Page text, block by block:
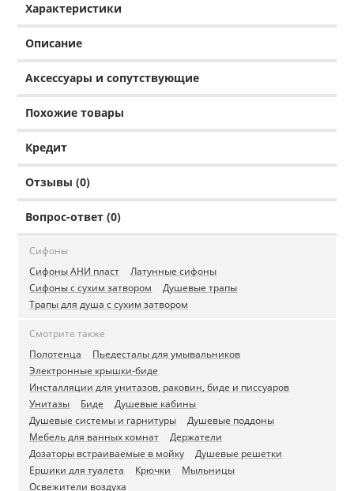
Характеристики
Описание
Аксессуары и сопутствующие
Похожие товары
Кредит
Отзывы (0)
Вопрос-ответ (0)
Сифоны
Сифоны АНИ пласт
Латунные сифоны
Сифоны с сухим затвором
Душевые трапы
Трапы для душа с сухим затвором
Смотрите также
Полотенца
Пьедесталы для умывальников
Электронные крышки-биде
Инсталляции для унитазов, раковин, биде и писсуаров
Унитазы
Биде
Душевые кабины
Душевые системы и гарнитуры
Душевые поддоны
Мебель для ванных комнат
Держатели
Дозаторы встраиваемые в мойку
Душевые решетки
Ершики для туалета
Крючки
Мыльницы
Освежители воздуха